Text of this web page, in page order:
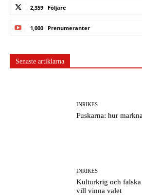
2,359 Följare
1,000 Prenumeranter
Senaste artiklarna
INRIKES
Fuskarna: hur
INRIKES
Kulturkrig och
vill vinna valet